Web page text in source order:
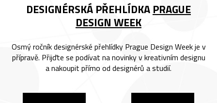
DESIGNÉRSKÁ PŘEHLÍDKA PRAGUE
DESIGN WEEK
Osmý ročník designérské přehlídky Prague Design Week je v
přípravě. Přijďte se podívat na novinky v kreativním designu
a nakoupit přímo od designérů a studií.